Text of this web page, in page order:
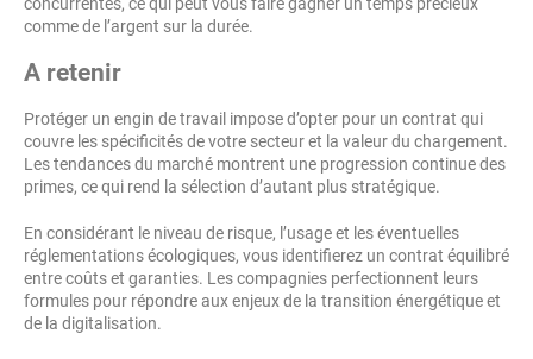
comme de l’argent sur la durée.
A retenir
Protéger un engin de travail impose d’opter pour un contrat qui
couvre les spécificités de votre secteur et la valeur du chargement.
Les tendances du marché montrent une progression continue des
primes, ce qui rend la sélection d’autant plus stratégique.
En considérant le niveau de risque, l’usage et les éventuelles
réglementations écologiques, vous identifierez un contrat équilibré
entre coûts et garanties. Les compagnies perfectionnent leurs
formules pour répondre aux enjeux de la transition énergétique et
de la digitalisation.